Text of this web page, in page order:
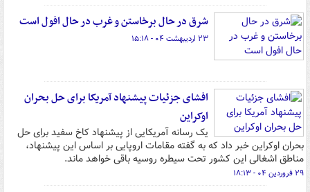
شرق در حال برخاستن و غرب در حال افول است
۲۳ اردیبهشت ۰۴ - ۱۵:۱۸
افشای جزئیات پیشنهاد آمریکا برای حل بحران
اوکراین
یک رسانه آمریکایی از پیشنهاد کاخ سفید برای حل
بحران اوکراین خبر داد که به گفته مقامات اروپایی بر اساس این پیشنهاد،
مناطق اشغالی این کشور تحت سیطره روسیه باقی خواهد ماند.
۲۹ فروردین ۰۴ - ۱۸:۱۳